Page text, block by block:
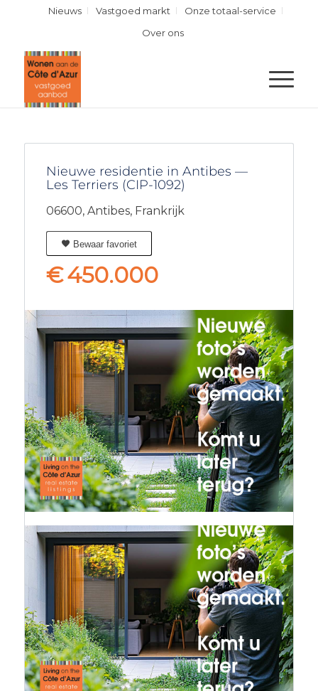
Nieuws Vastgoed markt
Onze totaal-service
Over ons
Nieuwe residentie in Antibes —
Les Terriers (CIP-1092)
06600, Antibes, Frankrijk
Bewaar favoriet
€450.000